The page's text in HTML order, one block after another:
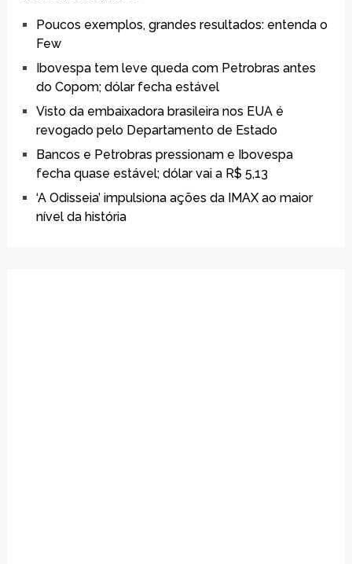
Poucos exemplos, grandes resultados: entenda o
Few
Ibovespa tem leve queda com Petrobras antes
do Copom; dólar fecha estável
Visto da embaixadora brasileira nos EUA é
revogado pelo Departamento de Estado
Bancos e Petrobras pressionam e Ibovespa
fecha quase estável; dólar vai a R$ 5,13
‘A Odisseia’ impulsiona ações da IMAX ao maior
nível da história